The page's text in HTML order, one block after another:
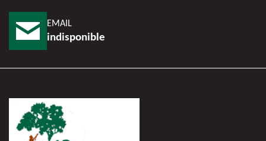
EMAIL
indisponible